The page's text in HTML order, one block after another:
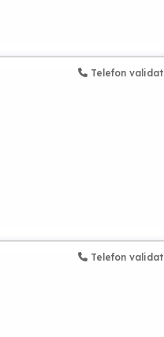
Telefon validat
Telefon validat